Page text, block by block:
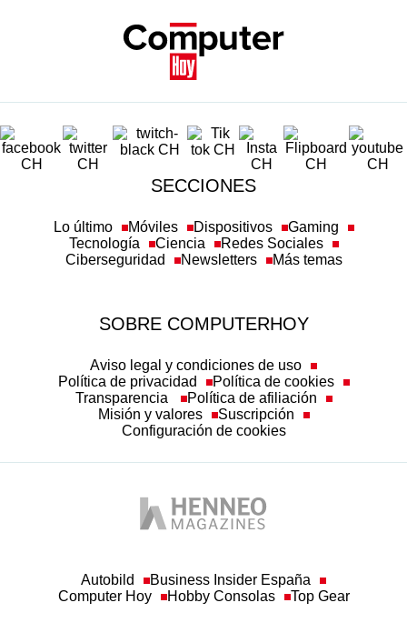
SECCIONES
Lo último Móviles Dispositivos
Gaming
Tecnología
Ciencia
Redes Sociales
Ciberseguridad
Newsletters Más temas
SOBRE COMPUTERHOY
Aviso legal y condiciones de uso
Política de privacidad
Política de cookies
Transparencia
Política de afiliación
Misión y valores
Suscripción
Configuración de cookies
Autobild
Business Insider España
Computer Hoy
Hobby Consolas Top Gear